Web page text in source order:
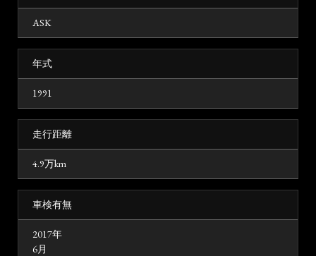
ASK
年式
1991
走行距離
4.9万km
車検有無
2017年
6月